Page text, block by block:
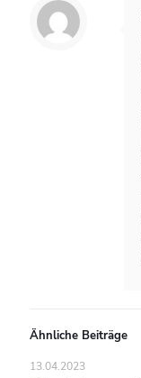
Ähnliche Beiträge
13.04.2023